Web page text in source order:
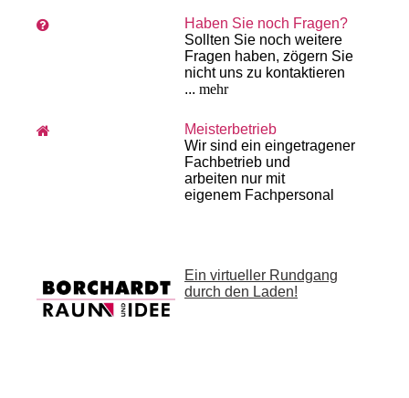
Haben Sie noch Fragen?
Sollten Sie noch weitere
Fragen haben, zögern Sie
nicht uns zu kontaktieren
... mehr
Meisterbetrieb
Wir sind ein eingetragener
Fachbetrieb und
arbeiten nur mit
eigenem Fach­personal
Ein virtueller Rundgang
durch den Laden!